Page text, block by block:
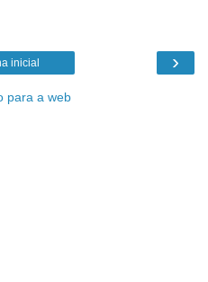
›
inicial
para a web